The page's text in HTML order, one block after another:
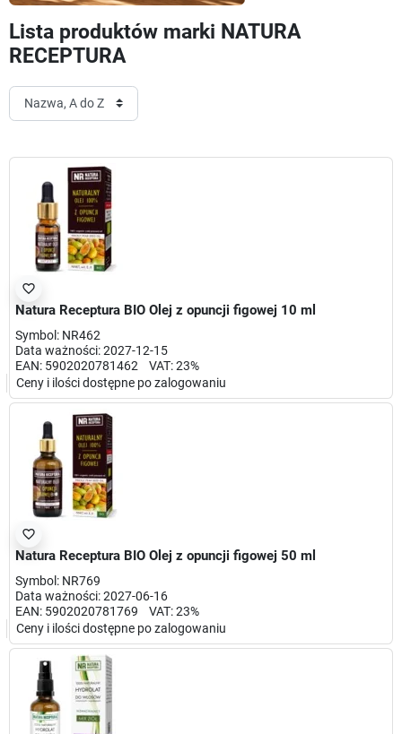
Lista produktów marki NATURA
RECEPTURA
favorite_border
Natura Receptura BIO Olej z opuncji figowej 10 ml
Symbol: NR462
Data ważności: 2027-12-15
EAN: 5902020781462 VAT: 23%
Ceny i ilości dostępne po zalogowaniu
favorite_border
Natura Receptura BIO Olej z opuncji figowej 50 ml
Symbol: NR769
Data ważności: 2027-06-16
EAN: 5902020781769 VAT: 23%
Ceny i ilości dostępne po zalogowaniu